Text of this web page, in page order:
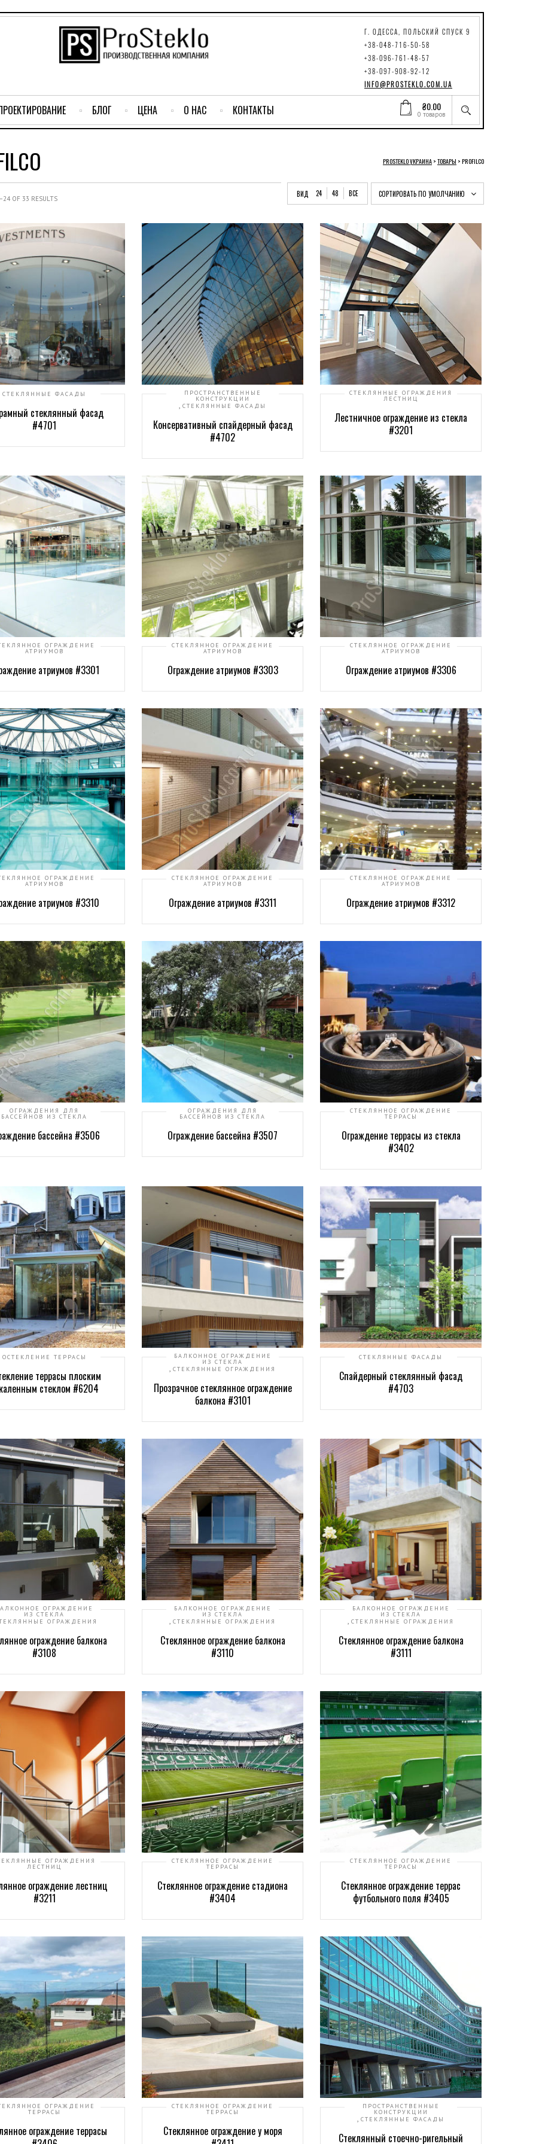
Г. ОДЕССА, ПОЛЬСКИЙ СПУСК 9
+38-048-716-50-58
+38-096-761-48-57
+38-097-908-92-12
INFO@PROSTEKLO.COM.UA
₴0.00
0 товаров
БЛОГ ЦЕНА О НАС КОНТАКТЫ
PROSTEKLO УКРАИНА > ТОВАРЫ > PROFILCO
OF 33 RESULTS ВИД 24 48 ВСЕ СОРТИРОВАТЬ ПО УМОЛЧАНИЮ
СТЕКЛЯННЫЕ ФАСАДЫ
стеклянный фасад
#4701
ПРОСТРАНСТВЕННЫЕ
КОНСТРУКЦИИ
, СТЕКЛЯННЫЕ ФАСАДЫ
Консервативный спайдерный фасад
#4702
СТЕКЛЯННЫЕ ОГРАЖДЕНИЯ
ЛЕСТНИЦ
Лестничное ограждение из стекла
#3201
ОГРАЖДЕНИЕ
АТРИУМОВ
атриумов #3301
СТЕКЛЯННОЕ ОГРАЖДЕНИЕ
АТРИУМОВ
Ограждение атриумов #3303
СТЕКЛЯННОЕ ОГРАЖДЕНИЕ
АТРИУМОВ
Ограждение атриумов #3306
ОГРАЖДЕНИЕ
АТРИУМОВ
атриумов #3310
СТЕКЛЯННОЕ ОГРАЖДЕНИЕ
АТРИУМОВ
Ограждение атриумов #3311
СТЕКЛЯННОЕ ОГРАЖДЕНИЕ
АТРИУМОВ
Ограждение атриумов #3312
ОГРАЖДЕНИЯ ДЛЯ
БАССЕЙНОВ ИЗ СТЕКЛА
бассейна #3506
ОГРАЖДЕНИЯ ДЛЯ
БАССЕЙНОВ ИЗ СТЕКЛА
Ограждение бассейна #3507
СТЕКЛЯННОЕ ОГРАЖДЕНИЕ
ТЕРРАСЫ
Ограждение террасы из стекла
#3402
ОСТЕКЛЕНИЕ ТЕРРАСЫ
террасы плоским
стеклом #6204
БАЛКОННОЕ ОГРАЖДЕНИЕ
ИЗ СТЕКЛА
, СТЕКЛЯННЫЕ ОГРАЖДЕНИЯ
Прозрачное стеклянное ограждение
балкона #3101
СТЕКЛЯННЫЕ ФАСАДЫ
Спайдерный стеклянный фасад
#4703
ОГРАЖДЕНИЕ
ИЗ СТЕКЛА
ОГРАЖДЕНИЯ
ограждение балкона
#3108
БАЛКОННОЕ ОГРАЖДЕНИЕ
ИЗ СТЕКЛА
, СТЕКЛЯННЫЕ ОГРАЖДЕНИЯ
Стеклянное ограждение балкона
#3110
БАЛКОННОЕ ОГРАЖДЕНИЕ
ИЗ СТЕКЛА
, СТЕКЛЯННЫЕ ОГРАЖДЕНИЯ
Стеклянное ограждение балкона
#3111
ОГРАЖДЕНИЯ
ЛЕСТНИЦ
ограждение лестниц
#3211
СТЕКЛЯННОЕ ОГРАЖДЕНИЕ
ТЕРРАСЫ
Стеклянное ограждение стадиона
#3404
СТЕКЛЯННОЕ ОГРАЖДЕНИЕ
ТЕРРАСЫ
Стеклянное ограждение террас
футбольного поля #3405
ОГРАЖДЕНИЕ
ТЕРРАСЫ
ограждение террасы
СТЕКЛЯННОЕ ОГРАЖДЕНИЕ
ТЕРРАСЫ
Стеклянное ограждение у моря
ПРОСТРАНСТВЕННЫЕ
КОНСТРУКЦИИ
, СТЕКЛЯННЫЕ ФАСАДЫ
Стеклянный стоечно-ригельный